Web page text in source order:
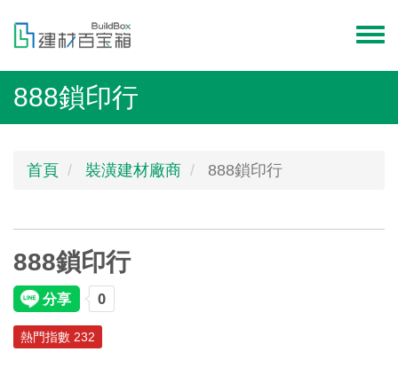
內
menu
888鎖印行
首頁 裝潢建材廠商 888鎖印行
888鎖印行
熱門指數 232